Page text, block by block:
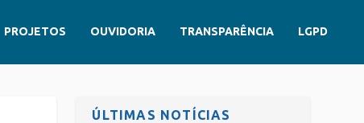
PROJETOS OUVIDORIA TRANSPARÊNCIA LGPD
ÚLTIMAS NOTÍCIAS